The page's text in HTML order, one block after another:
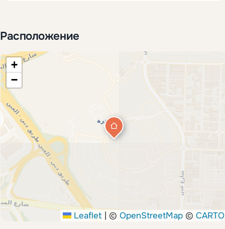
Расположение
+
−
Leaflet | © OpenStreetMap © CARTO